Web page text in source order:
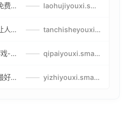
老虎机游戏攻略-免费试玩的老虎机游戏-老虎机游戏币兑换方式 —— laohujiyouxi.smartwatchmanufacturer.cn
贪吃蛇游戏策略-让人头大的贪吃蛇游戏-贪吃蛇游戏攻略指南 —— tanchisheyouxicelv.smartwatchmanufacturer.cn
比较好玩的棋牌游戏-高难度棋牌游戏-棋牌游戏到底怎么玩 —— qipaiyouxi.smartwatchmanufacturer.cn
益智游戏免费玩-最好的益智游戏-有趣的益智游戏策略 —— yizhiyouxi.smartwatchmanufacturer.cn